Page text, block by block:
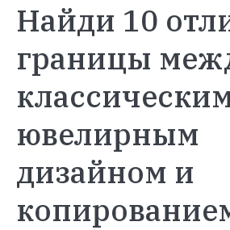
Найди 10
границы
ювелирным
дизайном и